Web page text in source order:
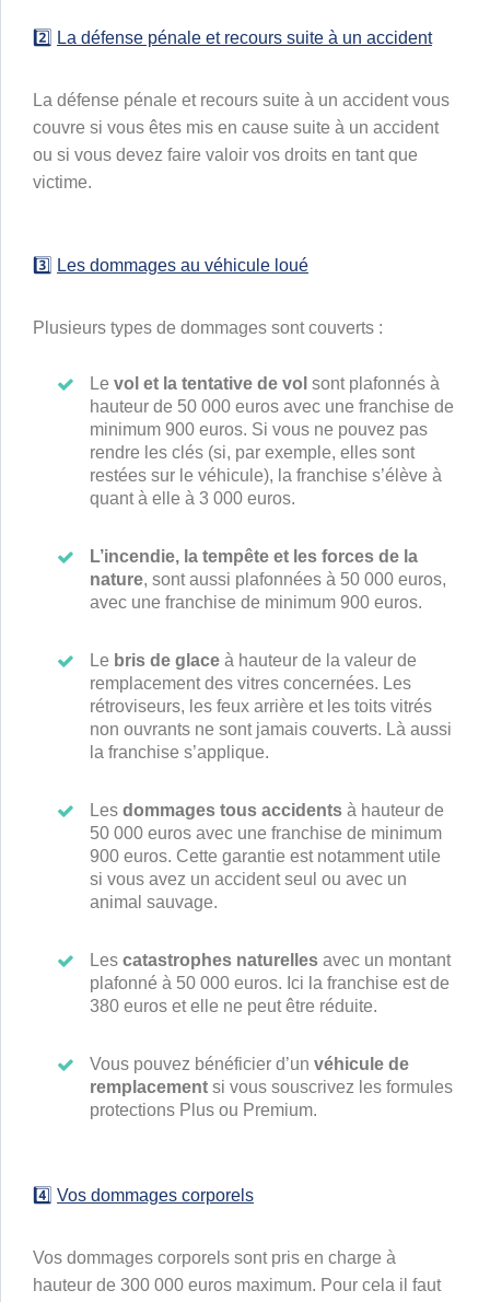
2️⃣ La défense pénale et recours suite à un accident
La défense pénale et recours suite à un accident vous
couvre si vous êtes mis en cause suite à un accident
ou si vous devez faire valoir vos droits en tant que
victime.
3️⃣ Les dommages au véhicule loué
Plusieurs types de dommages sont couverts :
Le vol et la tentative de vol sont plafonnés à
hauteur de 50 000 euros avec une franchise de
minimum 900 euros. Si vous ne pouvez pas
rendre les clés (si, par exemple, elles sont
restées sur le véhicule), la franchise s’élève à
quant à elle à 3 000 euros.
L’incendie, la tempête et les forces de la
nature, sont aussi plafonnées à 50 000 euros,
avec une franchise de minimum 900 euros.
Le bris de glace à hauteur de la valeur de
remplacement des vitres concernées. Les
rétroviseurs, les feux arrière et les toits vitrés
non ouvrants ne sont jamais couverts. Là aussi
la franchise s’applique.
Les dommages tous accidents à hauteur de
50 000 euros avec une franchise de minimum
900 euros. Cette garantie est notamment utile
si vous avez un accident seul ou avec un
animal sauvage.
Les catastrophes naturelles avec un montant
plafonné à 50 000 euros. Ici la franchise est de
380 euros et elle ne peut être réduite.
Vous pouvez bénéficier d’un véhicule de
remplacement si vous souscrivez les formules
protections Plus ou Premium.
4️⃣ Vos dommages corporels
Vos dommages corporels sont pris en charge à
hauteur de 300 000 euros maximum. Pour cela il faut